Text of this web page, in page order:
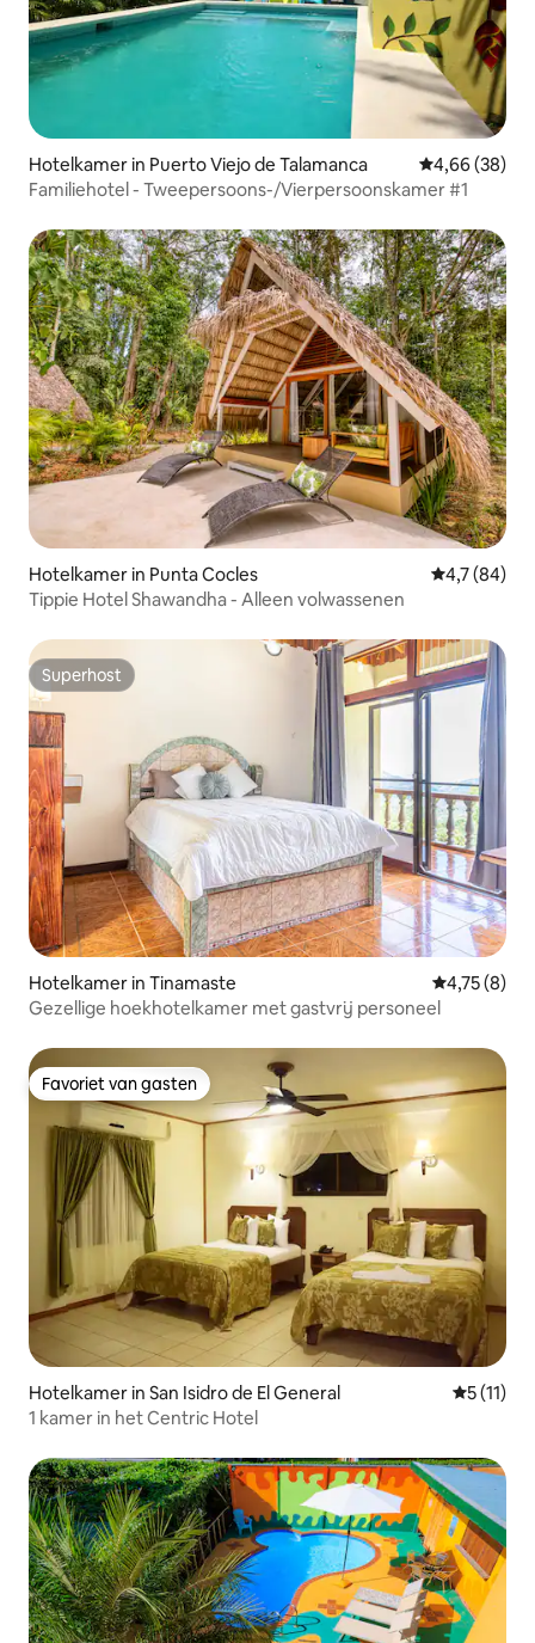
Hotelkamer in Puerto Viejo de Talamanca Gemiddelde
4,66 (38)
Familiehotel - Tweepersoons-/Vierpersoonskamer #1
Hotelkamer in Punta Cocles
4,7 (84)
Tippie Hotel Shawandha - Alleen volwassenen
Superhost
Superhost
Hotelkamer in Tinamaste
4,75 (8)
Gezellige hoekhotelkamer met gastvrij personeel
Favoriet van gasten
Favoriet van gasten
Hotelkamer in San Isidro de El General
5 (11)
1 kamer in het Centric Hotel